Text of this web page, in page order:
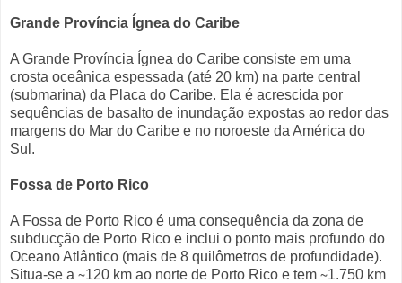
Grande Província Ígnea do Caribe
A Grande Província Ígnea do Caribe consiste em uma
crosta oceânica espessada (até 20 km) na parte central
(submarina) da Placa do Caribe. Ela é acrescida por
sequências de basalto de inundação expostas ao redor das
margens do Mar do Caribe e no noroeste da América do
Sul.
Fossa de Porto Rico
A Fossa de Porto Rico é uma consequência da zona de
subducção de Porto Rico e inclui o ponto mais profundo do
Oceano Atlântico (mais de 8 quilômetros de profundidade).
Situa-se a ∼120 km ao norte de Porto Rico e tem ∼1.750 km